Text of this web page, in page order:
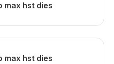
max hst dies
max hst dies